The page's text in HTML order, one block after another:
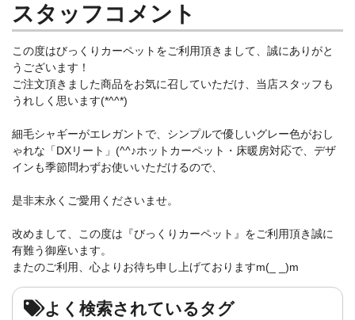
スタッフコメント
この度はびっくりカーペットをご利用頂きまして、誠にありがと
うございます！
ご注文頂きました商品をお気に召していただけ、当店スタッフも
うれしく思います(*^^*)
細毛シャギーがエレガントで、シンプルで優しいグレー色がおし
ゃれな「DXリート」(^^♪ホットカーペット・床暖房対応で、デザ
インも季節問わずお使いいただけるので、
是非末永くご愛用くださいませ。
改めまして、この度は『びっくりカーペット』をご利用頂き誠に
有難う御座います。
またのご利用、心よりお待ち申し上げておりますm(_ _)m
よく検索されているタグ